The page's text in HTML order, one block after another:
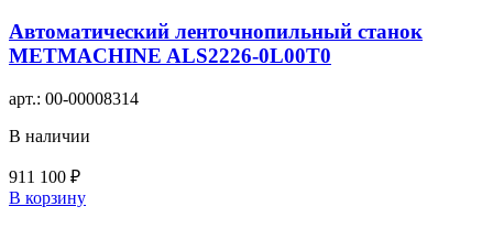
Автоматический ленточнопильный станок
METMACHINE ALS2226-0L00T0
арт.: 00-00008314
В наличии
911 100 ₽
В корзину